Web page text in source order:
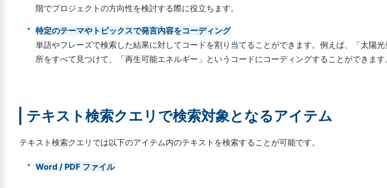
階でプロジェクトの方向性を検討する際に役立ちます。
特定のテーマやトピックスで発言内容をコーディング
単語やフレーズで検索した結果に対してコードを割り当てることができます。例えば、「太陽
所をすべて見つけて、「再生可能エネルギー」というコードにコーディングすることができます
テキスト検索クエリで検索対象となるアイテム
テキスト検索クエリでは以下のアイテム内のテキストを検索することが可能です。
Word / PDF ファイル